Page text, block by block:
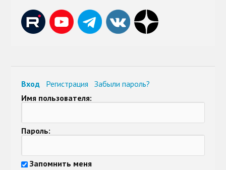
Вход Регистрация
Забыли пароль?
Имя пользователя:
Пароль:
Запомнить меня